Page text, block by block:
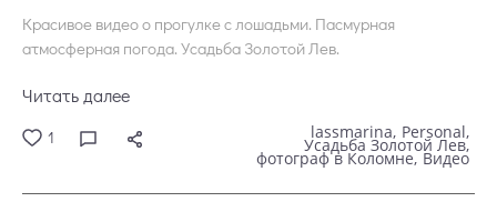
1 lassmarina Personal
Усадьба Золотой Лев
фотограф в Коломне Видео
Красивое видео о прогулке с лошадьми. Пасмурная
атмосферная погода. Усадьба Золотой Лев.
Читать далее